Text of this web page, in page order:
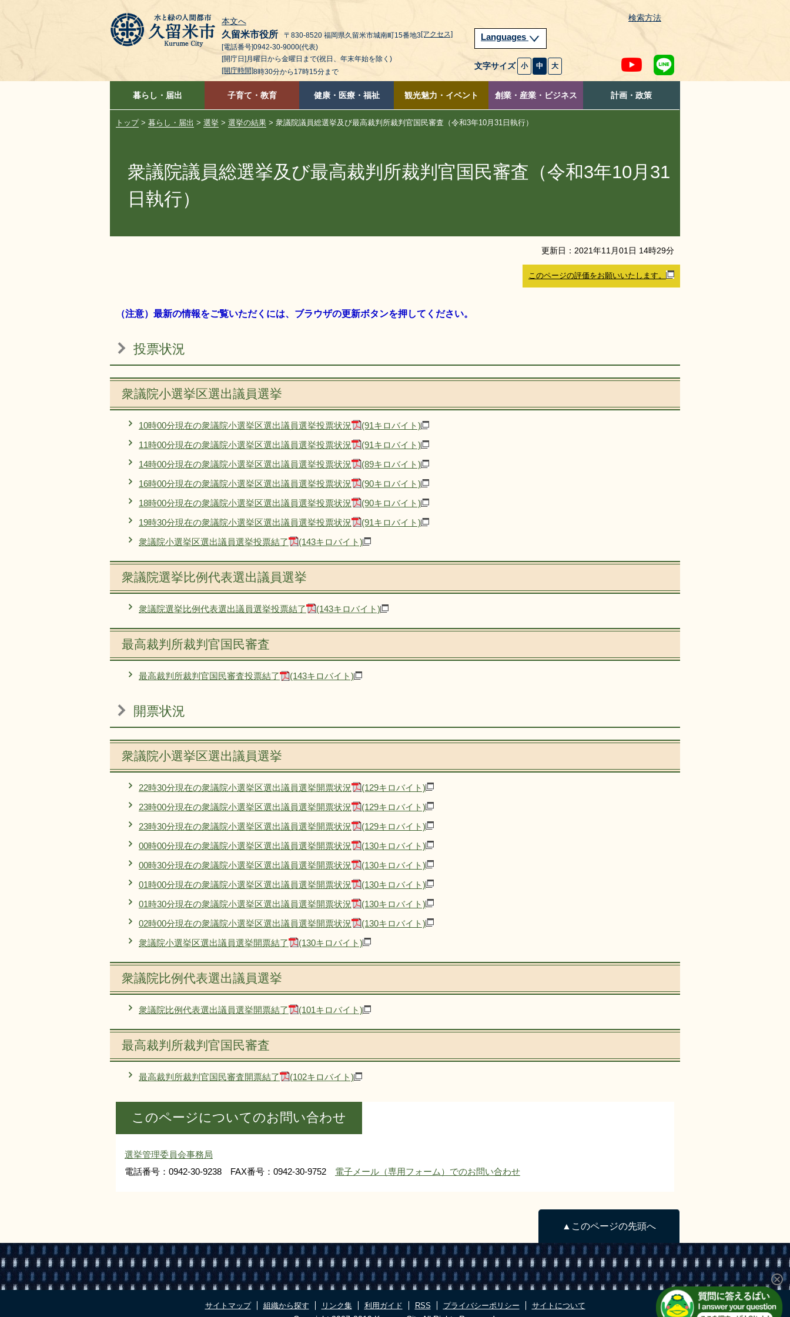
本文へ 検索方法
久留米市役所 〒830-8520 福岡県久留米市城南町15番地3[アクセス]
[電話番号]0942-30-9000(代表)
[開庁日]月曜日から金曜日まで(祝日、年末年始を除く)
[開庁時間]8時30分から17時15分まで
Languages
文字サイズ 小 中 大
暮らし・届出 子育て・教育 健康・医療・福祉 観光魅力・イベント 創業・産業・ビジネス 計画・政策
トップ> 暮らし・届出 > 選挙 > 選挙の結果 > 衆議院議員総選挙及び最高裁判所裁判官国民審査（令和3年10月31日執行）
衆議院議員総選挙及び最高裁判所裁判官国民審査（令和3年10月31
日執行）
更新日： 2021年11 月01 日 14時29分
このページの評価をお願いいたします。
（注意）最新の情報をご覧いただくには、ブラウザの更新ボタンを押してください。
投票状況
衆議院小選挙区選出議員選挙
10時00分現在の衆議院小選挙区選出議員選挙投票状況
(91キロバイト)
11時00分現在の衆議院小選挙区選出議員選挙投票状況
(91キロバイト)
14時00分現在の衆議院小選挙区選出議員選挙投票状況
(89キロバイト)
16時00分現在の衆議院小選挙区選出議員選挙投票状況
(90キロバイト)
18時00分現在の衆議院小選挙区選出議員選挙投票状況
(90キロバイト)
19時30分現在の衆議院小選挙区選出議員選挙投票状況
(91キロバイト)
衆議院小選挙区選出議員選挙投票結了
(143キロバイト)
衆議院選挙比例代表選出議員選挙
衆議院選挙比例代表選出議員選挙投票結了 (143キロバイト)
最高裁判所裁判官国民審査
最高裁判所裁判官国民審査投票結了 (143キロバイト)
開票状況
衆議院小選挙区選出議員選挙
22時30分現在の衆議院小選挙区選出議員選挙開票状況
(129キロバイト)
23時00分現在の衆議院小選挙区選出議員選挙開票状況
(129キロバイト)
23時30分現在の衆議院小選挙区選出議員選挙開票状況
(129キロバイト)
00時00分現在の衆議院小選挙区選出議員選挙開票状況
(130キロバイト)
00時30分現在の衆議院小選挙区選出議員選挙開票状況
(130キロバイト)
01時00分現在の衆議院小選挙区選出議員選挙開票状況
(130キロバイト)
01時30分現在の衆議院小選挙区選出議員選挙開票状況
(130キロバイト)
02時00分現在の衆議院小選挙区選出議員選挙開票状況
(130キロバイト)
衆議院小選挙区選出議員選挙開票結了
(130キロバイト)
衆議院比例代表選出議員選挙
衆議院比例代表選出議員選挙開票結了 (101キロバイト)
最高裁判所裁判官国民審査
最高裁判所裁判官国民審査開票結了 (102キロバイト)
このページについてのお問い合わせ
選挙管理委員会事務局
電話番号：0942-30-9238 FAX番号：0942-30-9752 電子メール（専用フォーム）でのお問い合わせ
▲このページの先頭へ
サイトマップ 組織から探す リンク集 利用ガイド RSS プライバシーポリシー サイトについて